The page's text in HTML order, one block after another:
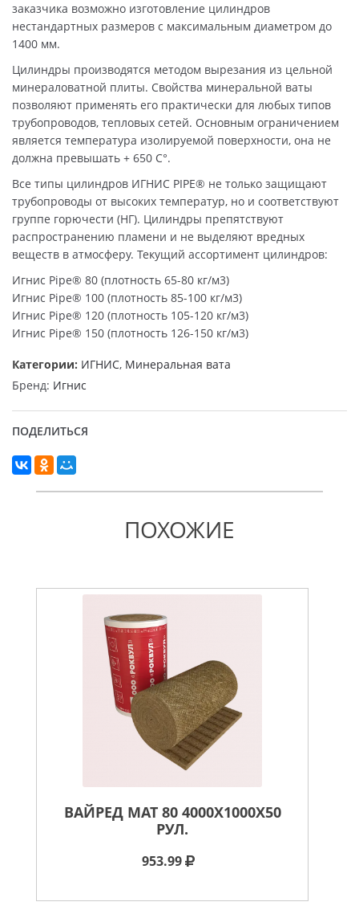
заказчика возможно изготовление цилиндров
нестандартных размеров с максимальным диаметром до
1400 мм.
Цилиндры производятся методом вырезания из цельной
минераловатной плиты. Свойства минеральной ваты
позволяют применять его практически для любых типов
трубопроводов, тепловых сетей. Основным ограничением
является температура изолируемой поверхности, она не
должна превышать + 650 C°.
Все типы цилиндров ИГНИС PIPE® не только защищают
трубопроводы от высоких температур, но и соответствуют
группе горючести (НГ). Цилиндры препятствуют
распространению пламени и не выделяют вредных
веществ в атмосферу. Текущий ассортимент цилиндров:
Игнис Pipe® 80 (плотность 65-80 кг/м3)
Игнис Pipe® 100 (плотность 85-100 кг/м3)
Игнис Pipe® 120 (плотность 105-120 кг/м3)
Игнис Pipe® 150 (плотность 126-150 кг/м3)
Категории: ИГНИС, Минеральная вата
Бренд: Игнис
ПОДЕЛИТЬСЯ
ПОХОЖИЕ
ВАЙРЕД МАТ 80 4000X1000X50
РУЛ.
953.99